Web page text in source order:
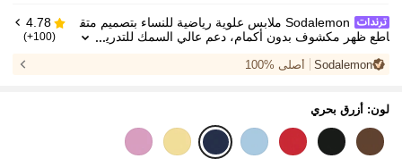
Sodalemon ملابس علوية رياضية للنساء بتصميم متق
اطع ظهر مكشوف بدون أكمام، دعم عالي السمك للتدري
4.78
(100+)
Sodalemon أصلي %100
لون: أزرق بحري